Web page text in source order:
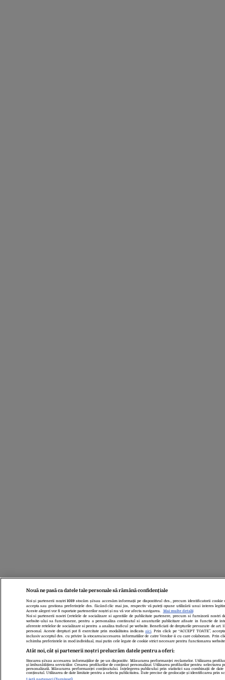
Nouă ne pasă ca datele tale personale să rămână confidențiale
Noi și partenerii noștri1019 stocăm și/sau accesăm informații pe dispozitivul dvs., precum identificatorii
accepta sau gestiona preferințele dvs. făcând clic mai jos, respectiv vă puteți opune utilizării unui interes
Aceste alegeri vor fi raportate partenerilor noștri și nu vă vor afecta navigarea.
Mai multe detalii
Noi si partenerii nostri (retelele de socializare si agentiile de publicitate partenere, precum si furnizorii nostri
website-ului sa functioneze, pentru a personaliza continutul si anunturile publicitare afisate in functie de
aferente retelelor de socializare si pentru a analiza traficul pe website. Beneficiati de drepturile prevazute de art.
personal. Aceste drepturi pot fi exercitate prin modalitatea indicataaici. Prin click pe “ACCEPT TOATE”,
inclusiv acceptul dvs. cu privire la stocarea/accesarea informatiilor de catre Vendor-ii cu care colaboram. Prin
schimba preferintele in mod individual, mai putin cele legate de cookie strict necesare pentru functionarea
Atât noi, cât și partenerii noștri prelucrăm datele pentru a oferi:
Stocarea și/sau accesarea informațiilor de pe un dispozitiv. Măsurarea performanței reclamelor. Utilizarea
și îmbunătățirea serviciilor. Crearea profilurilor de conținut personalizat. Utilizarea profilurilor pentru selectarea
personalizată. Măsurarea performanței conținutului. Înțelegerea publicului prin statistici sau combinații de
conținutul. Utilizarea de date limitate pentru a selecta publicitatea. Date precise de geolocație și identificarea prin